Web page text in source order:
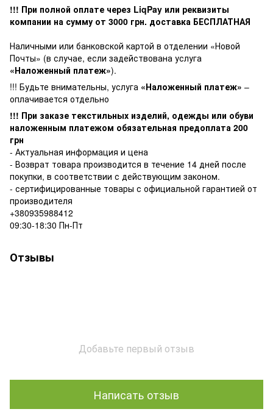
!!! При полной оплате через LiqPay или реквизиты
компании на сумму от 3000 грн. доставка БЕСПЛАТНАЯ
Наличными или банковской картой в отделении «Новой
Почты» (в случае, если задействована услуга
«Наложенный платеж»).
!!! Будьте внимательны, услуга «Наложенный платеж» –
оплачивается отдельно
!!! При заказе текстильных изделий, одежды или обуви
наложенным платежом обязательная предоплата 200
грн
- Актуальная информация и цена
- Возврат товара производится в течение 14 дней после
покупки, в соответствии с действующим законом.
- сертифицированные товары с официальной гарантией от
производителя
+380935988412
09:30-18:30 Пн-Пт
Отзывы
Добавьте первый отзыв
Написать отзыв